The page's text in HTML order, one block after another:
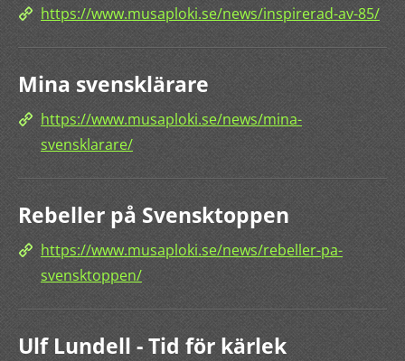
https://www.musaploki.se/news/inspirerad-av-85/
Mina svensklärare
https://www.musaploki.se/news/mina-
svensklarare/
Rebeller på Svensktoppen
https://www.musaploki.se/news/rebeller-pa-
svensktoppen/
Ulf Lundell - Tid för kärlek